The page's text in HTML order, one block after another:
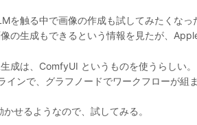
を触る中で画像の作成も試してみたくなっ
の生成もできるという情報を見たが、
成は、ComfyUI というものを使うらしい。
インで、グラフノードでワークフローが組
せるようなので、試してみる。